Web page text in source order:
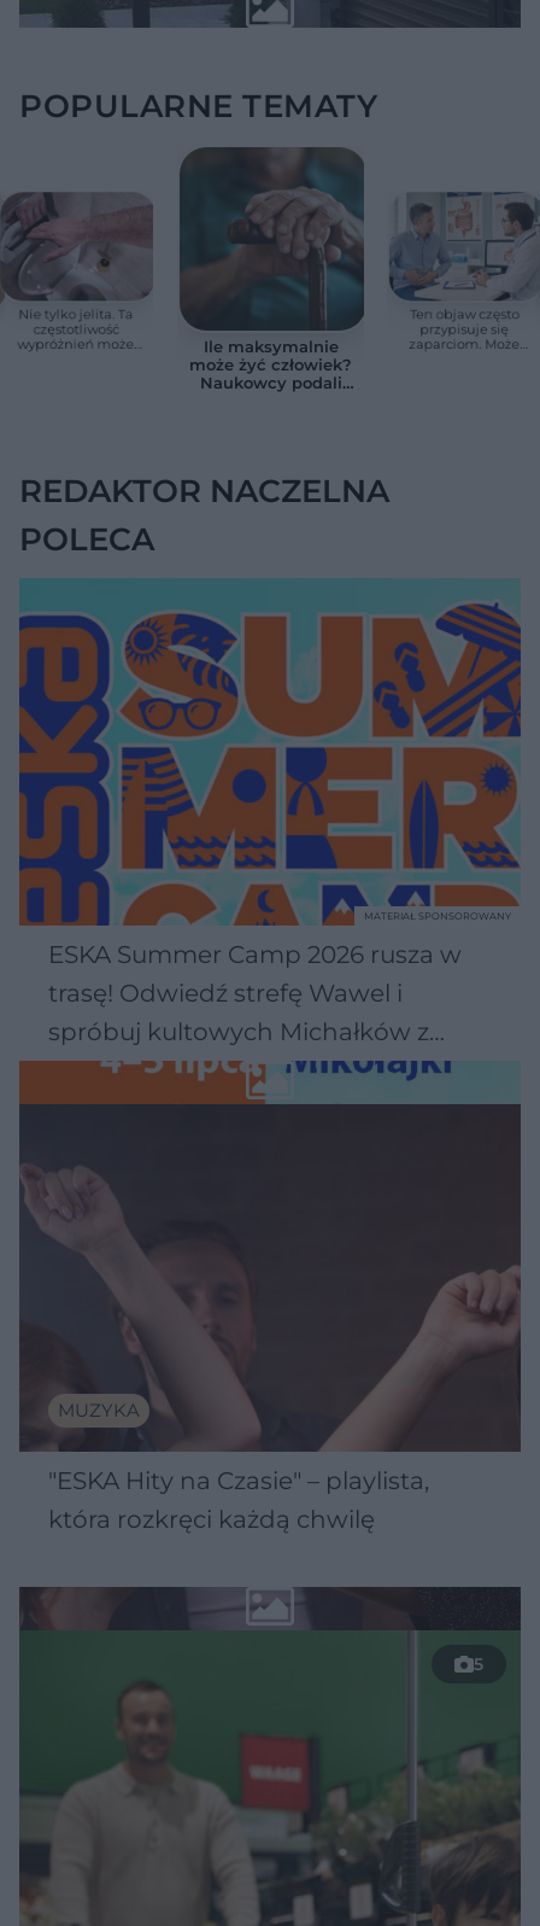
POPULARNE TEMATY
Nie tylko jelita. Ta
częstotliwość
wypróżnień może
Ile maksymalnie
może żyć człowiek?
Naukowcy podali
Ten objaw często
przypisuje się
zaparciom. Może
REDAKTOR NACZELNA
POLECA
ESKA Summer Camp 2026 rusza w
trasę! Odwiedź strefę Wawel i
spróbuj kultowych Michałków z
Wawelu
MATERIAŁ SPONSOROWANY
MUZYKA
"ESKA Hity na Czasie" – playlista,
która rozkręci każdą chwilę
5